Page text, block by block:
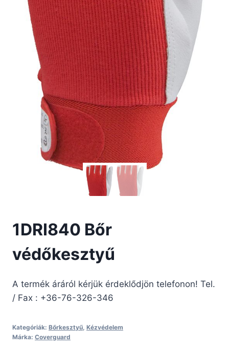
1DRI840 Bőr
védőkesztyű
A termék áráról kérjük érdeklődjön telefonon! Tel.
/ Fax : +36-76-326-346
Kategóriák: Bőrkesztyű, Kézvédelem
Márka: Coverguard